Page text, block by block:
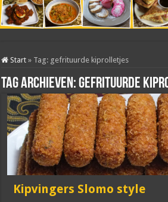
Start » Tag: gefrituurde kiprolletjes
Tag archieven:gefrituurde
Kipvingers Slomo style